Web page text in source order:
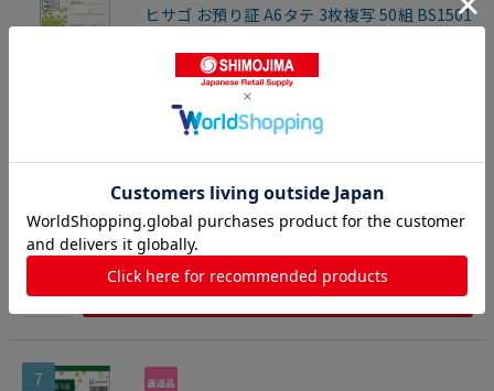
ヒサゴ お預り証 A6タテ 3枚複写 50組 BS1501
10冊/セット（ご注文単位1セット）【直送品】
預かり証
●3枚複写のお預かり証。●仕様／お預り証、3枚複写、ノ
ーカーボン複写、A6タテ●行数／3行●サイズ／タテ149×
ヨコ105mm●ミシン目切り離し後のサイズ／タテ144×ヨコ
とじ穴／2穴(幅80mm)●刷り色／茶●1パック=50組×10冊
2501700352102
文房具・事務用品>伝票>預かり証
価格：4,725
数量
カートに入れる
7